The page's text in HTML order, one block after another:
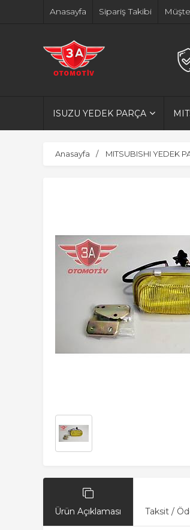
Anasayfa Sipariş Takibi
ISUZU YEDEK PARÇA
Anasayfa MITSUBISHI YEDEK
Ürün Açıklaması Taksit /